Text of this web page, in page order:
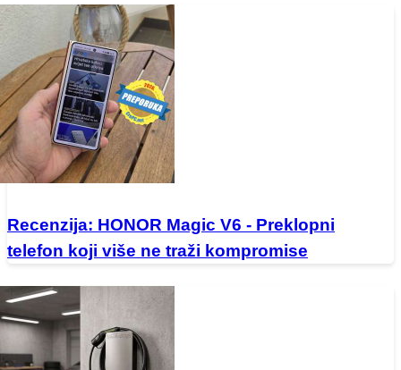
Recenzija: HONOR Magic V6 - Preklopni
telefon koji više ne traži kompromise